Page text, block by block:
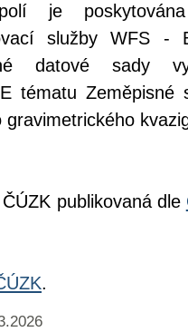
je
služby WFS -
datové sady
tématu Zeměpisné
publikovaná dle
.